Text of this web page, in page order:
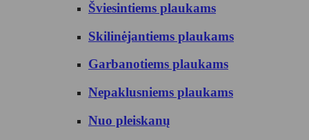
Šviesintiems plaukams
Skilinėjantiems plaukams
Garbanotiems plaukams
Nepaklusniems plaukams
Nuo pleiskanų